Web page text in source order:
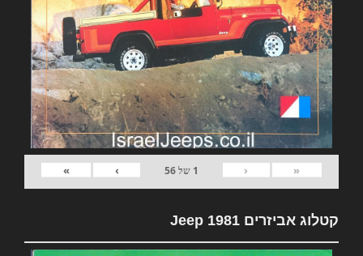
«
‹
1 של56
›
»
קטלוג אביזרים 1981 Jeep